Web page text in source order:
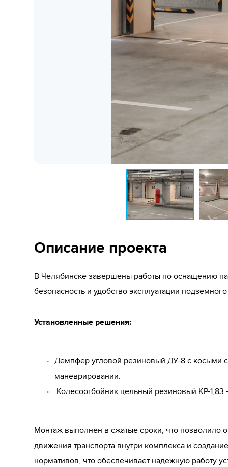
Описание проекта
В Челябинске завершены работы по оснащению
безопасность и удобство эксплуатации
Установленные решения:
Демпфер угловой резиновый ДУ-8 с косыми
маневрировании.
Колесоотбойник цельный резиновый КР-
Монтаж выполнен в сжатые сроки, что позволило
движения транспорта внутри комплекса и
нормативов, что обеспечивает надежную работу